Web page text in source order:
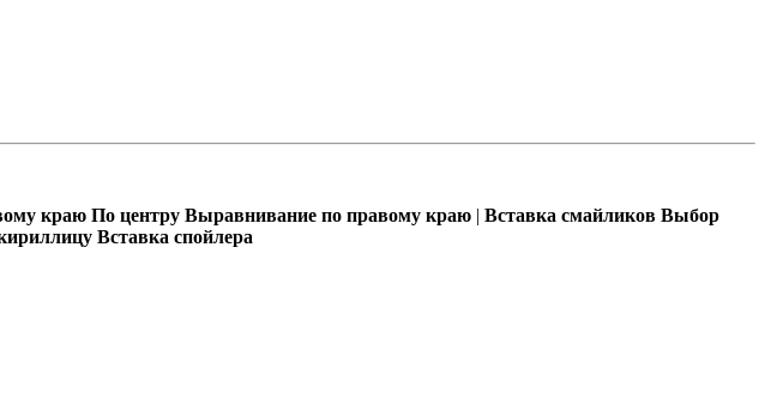
краю По центру Выравнивание по правому краю | Вставка смайликов Выбор
Вставка спойлера